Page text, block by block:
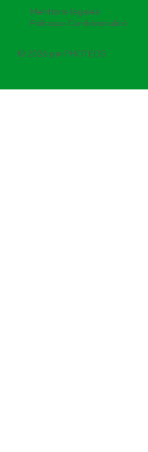
Mentions légales
Politique Confidentialité
© 2026 par PHOTEOS